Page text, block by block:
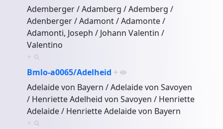
Ademberger / Adamberg / Ademberg /
Adenberger / Adamont / Adamonte /
Adamonti, Joseph / Johann Valentin /
Valentino
+
Bmlo-a0065/Adelheid +
Adelaide von Bayern / Adelaide von Savoyen
/ Henriette Adelheid von Savoyen / Henriette
Adelaide / Henriette Adelaide von Bayern
+